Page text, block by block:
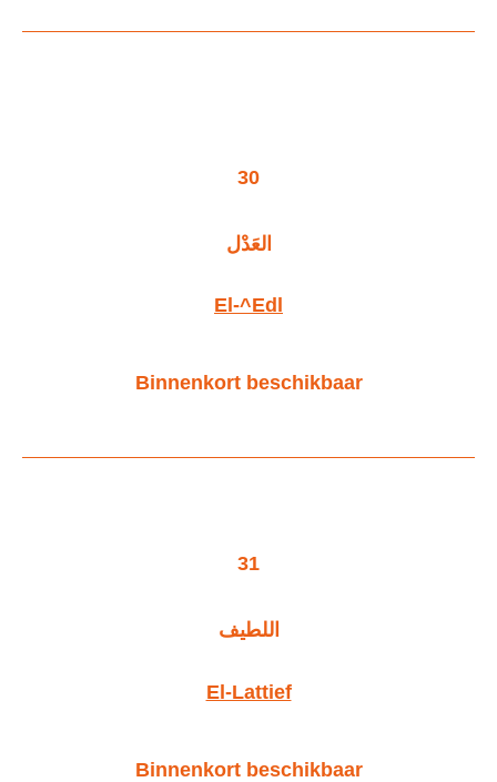
30
العَدْل
El-^Edl
Binnenkort beschikbaar
31
اللطيف
El-Lattief
Binnenkort beschikbaar